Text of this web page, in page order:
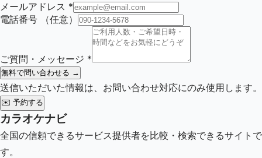
メールアドレス *
電話番号
（任意）
ご質問・メッセージ *
無料で問い合わせる →
送信いただいた情報は、お問い合わせ対応にのみ使用します。
✉️ 予約する
カラオケナビ
全国の信頼できるサービス提供者を比較・検索できるサイトで
す。